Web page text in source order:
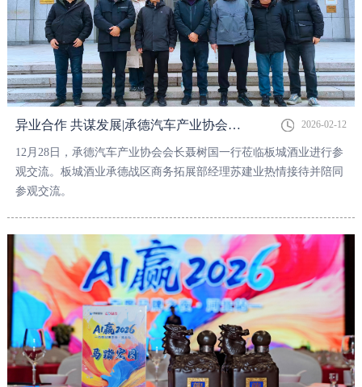
异业合作 共谋发展|承德汽车产业协会会长聂树国一行莅临板城酒业参观交流 2026-02-12
12月28日，承德汽车产业协会会长聂树国一行莅临板城酒业进行参
观交流。板城酒业承德战区商务拓展部经理苏建业热情接待并陪同
参观交流。